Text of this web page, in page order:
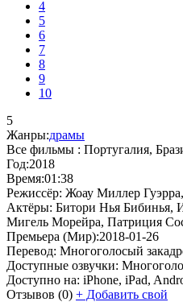
4
5
6
7
8
9
10
5
Жанры:драмы
Все фильмы : Португалия,
Год:2018
Время:01:38
Режиссёр: Жоау Миллер
Актёры: Битори Нья Бибинья,
Мигель Морейра, Патриция
Премьера (Мир):2018-01-26
Перевод: Многоголосый
Доступные озвучки:
Доступно на: iPhone, iPad,
Отзывов (0) + Добавить свой